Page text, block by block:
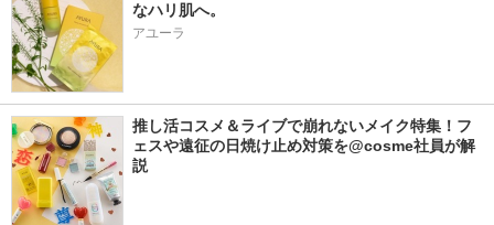
なハリ肌へ。
アユーラ
推し活コスメ＆ライブで崩れないメイク特集！フ
ェスや遠征の日焼け止め対策を@cosme社員が解
説